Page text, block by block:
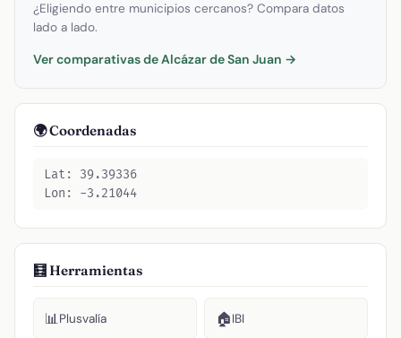
¿Eligiendo entre municipios cercanos? Compara datos
lado a lado.
Ver comparativas de Alcázar de San Juan →
🌍 Coordenadas
Lat: 39.39336
Lon: -3.21044
🧮 Herramientas
📊Plusvalía 🏠IBI